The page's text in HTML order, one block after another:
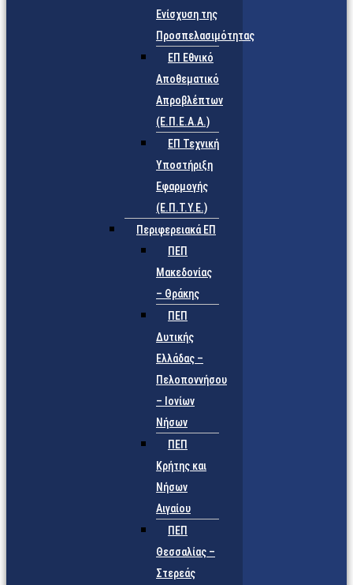
Ενίσχυση της
Προσπελασιμότητας
ΕΠ Εθνικό
Αποθεματικό
Απροβλέπτων
(Ε.Π.Ε.Α.Α.)
ΕΠ Τεχνική
Υποστήριξη
Εφαρμογής
(Ε.Π.Τ.Υ.Ε.)
Περιφερειακά ΕΠ
ΠΕΠ
Μακεδονίας
– Θράκης
ΠΕΠ
Δυτικής
Ελλάδας –
Πελοποννήσου
– Ιονίων
Νήσων
ΠΕΠ
Κρήτης και
Νήσων
Αιγαίου
ΠΕΠ
Θεσσαλίας –
Στερεάς